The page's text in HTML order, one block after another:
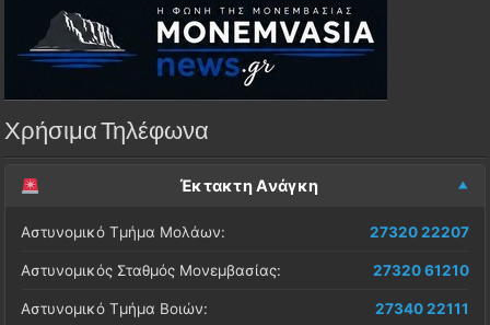
Χρήσιμα Τηλέφωνα
Έκτακτη Ανάγκη
Αστυνομικό Τμήμα Μολάων: 27320 22207
Αστυνομικός Σταθμός Μονεμβασίας: 27320 61210
Αστυνομικό Τμήμα Βοιών: 27340 22111